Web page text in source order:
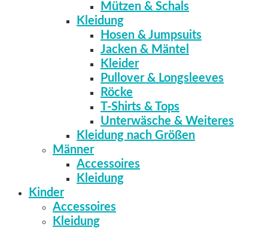
Mützen & Schals
Kleidung
Hosen & Jumpsuits
Jacken & Mäntel
Kleider
Pullover & Longsleeves
Röcke
T-Shirts & Tops
Unterwäsche & Weiteres
Kleidung nach Größen
Männer
Accessoires
Kleidung
Kinder
Accessoires
Kleidung